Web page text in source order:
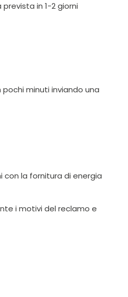
in 1-2 giorni
minuti inviando una
con la fornitura di energia
i motivi del reclamo e